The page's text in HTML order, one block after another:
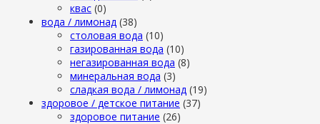
квас (0)
вода / лимонад (38)
столовая вода (10)
газированная вода (10)
негазированная вода (8)
минеральная вода (3)
сладкая вода / лимонад (19)
здоровое / детское питание (37)
здоровое питание (26)